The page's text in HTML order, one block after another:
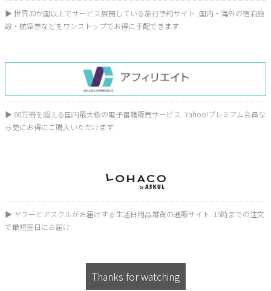
▶︎ 世界30か国以上でサービス展開している旅行予約サイト. 国内・海外の宿泊施
設・航空券などをワンストップでお得に手配できます.
▶︎ 60万冊を超える国内最大級の電子書籍販売サービス. Yahoo!プレミアム会員な
ら更にお得にご購入いただけます.
▶︎ ヤフーとアスクルがお届けする生活日用品雑貨の通販サイト. 15時までの注文
で最短翌日にお届け.
Thanks for watching